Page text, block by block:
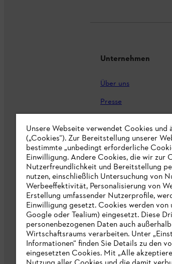
Unternehmen
Über uns
Presse
STIHL Markenshop
Nachhaltigkeit
STIHL
Informationen für
Erklärung zur
Produktpiraterie
Fakten zu STIHL
Unsere Webseite verwendet Cookies und
(„Cookies“). Zur Bereitstellung unserer
bestimmte „unbedingt erforderliche
Einwilligung. Andere Cookies, die wir zur
Nutzerfreundlichkeit und Bereitstellung
nutzen, einschließlich Untersuchung von
Werbeeffektivität, Personalisierung von
Erstellung umfassender Nutzerprofile,
Einwilligung gesetzt. Cookies werden von
Google oder Tealium) eingesetzt. Diese
personenbezogenen Daten auch
Wirtschaftsraums verarbeiten. Unter
Informationen“ finden Sie Details zu den
eingesetzten Cookies. Mit „Alle